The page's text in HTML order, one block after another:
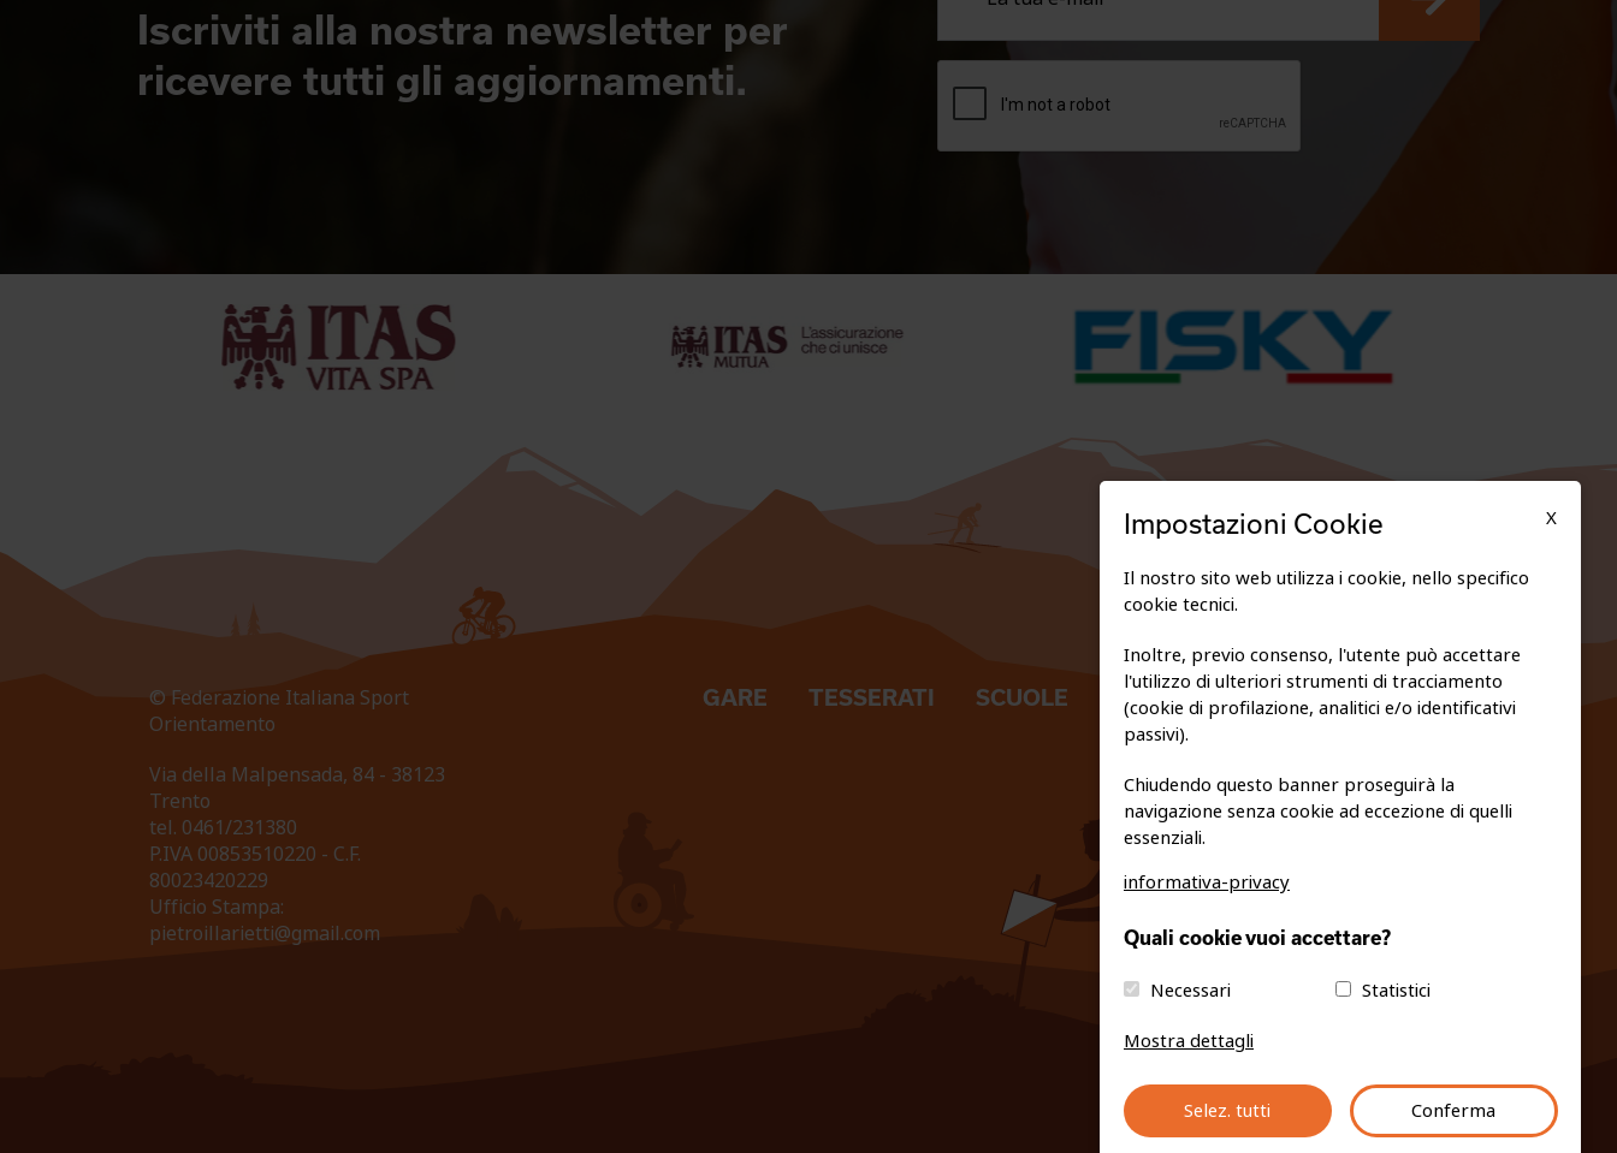
Iscriviti alla nostra newsletter per
ricevere tutti gli aggiornamenti.
© Federazione Italiana Sport
Orientamento
Via della Malpensada, 84 - 38123
Trento
tel. 0461/231380
P.IVA 00853510220 - C.F.
80023420229
Ufficio Stampa:
pietroillarietti@gmail.com
GARE TESSERATI SCUOLE
FEDERAZIONE TRASPARENTE
PRIVACY E COOKIE POLICY
info@fiso.it |fiso@pec-mail.eu
X
Impostazioni Cookie
Il nostro sito web utilizza i cookie, nello specifico
cookie tecnici.
Inoltre, previo consenso, l'utente può accettare
l'utilizzo di ulteriori strumenti di tracciamento
(cookie di profilazione, analitici e/o identificativi
passivi).
Chiudendo questo banner proseguirà la
navigazione senza cookie ad eccezione di quelli
essenziali.
informativa-privacy
Quali cookie vuoi accettare?
Necessari
Statistici
Mostra dettagli
Selez. tutti Conferma